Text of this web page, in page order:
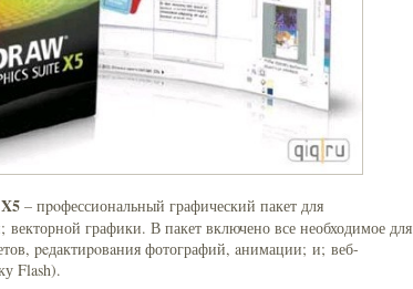
– пpoфессиональный графический пакет для
векторной графики. В пакет включено все необходимое для
peдактиpoвaния фотографий, aнимации; и; веб-
Flash).